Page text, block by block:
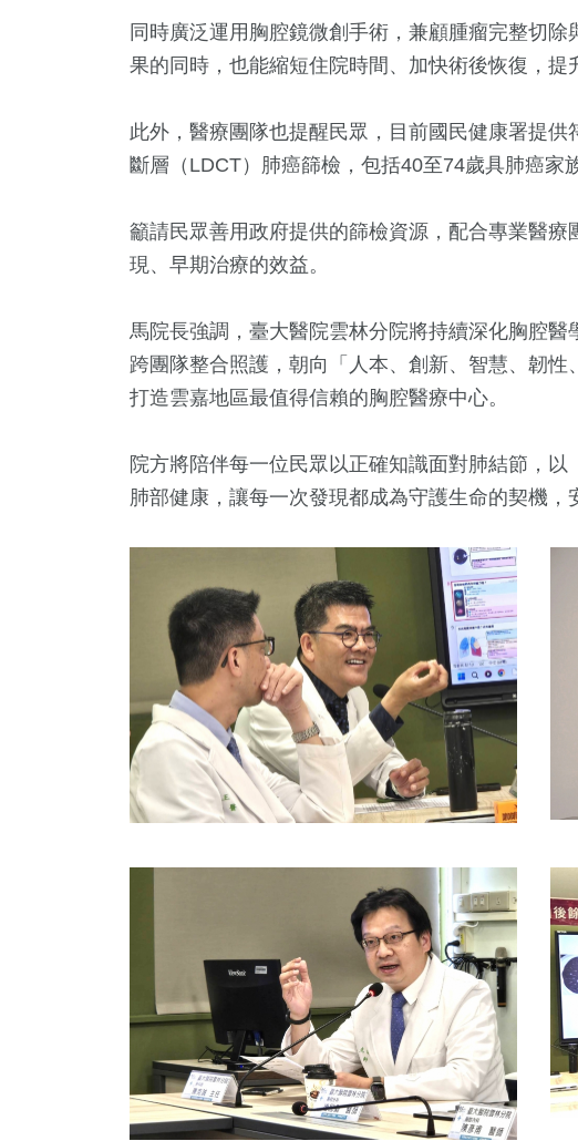
同時廣泛運用胸腔鏡微創手術，兼顧腫瘤完整切
果的同時，也能縮短住院時間、加快術後恢復，提
此外，醫療團隊也提醒民眾，目前國民健康署提
斷層（LDCT）肺癌篩檢，包括40至74歲具肺癌家
籲請民眾善用政府提供的篩檢資源，配合專業醫
現、早期治療的效益。
馬院長強調，臺大醫院雲林分院將持續深化胸腔
跨團隊整合照護，朝向「人本、創新、智慧、韌性
打造雲嘉地區最值得信賴的胸腔醫療中心。
院方將陪伴每一位民眾以正確知識面對肺結節，
肺部健康，讓每一次發現都成為守護生命的契機，